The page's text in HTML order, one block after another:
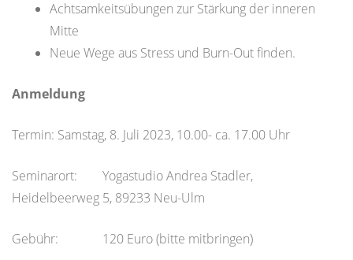
Achtsamkeitsübungen zur Stärkung der inneren
Mitte
Neue Wege aus Stress und Burn-Out finden.
Anmeldung
Termin: Samstag, 8. Juli 2023, 10.00- ca. 17.00 Uhr
Seminarort: Yogastudio Andrea Stadler,
Heidelbeerweg 5, 89233 Neu-Ulm
Gebühr: 120 Euro (bitte mitbringen)